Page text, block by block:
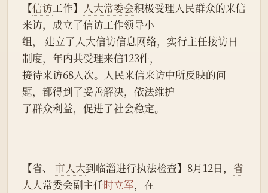
【信访工作】 人大常委会积极受理人民群众的来信
来访，成立了信访工作领导小
组， 建立了人大信访信息网络，实行主任接访日
制度，年内共受理来信123件，
接待来访68人次。人民来信来访中所反映的问
题，都得到了妥善解决，依法维护
了群众利益，促进了社会稳定。
【省、 市人大到临淄进行执法检查】8月12日， 省
人大常委会副主任时立军，在